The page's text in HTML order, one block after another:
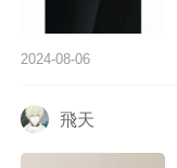
2024-08-06
飛天